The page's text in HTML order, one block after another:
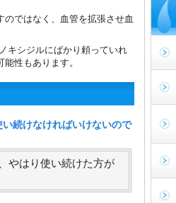
ではなく、血管を拡張させ血
キシジルにばかり頼っていれ
性もあります。
続けなければいけないので
やはり使い続けた方が